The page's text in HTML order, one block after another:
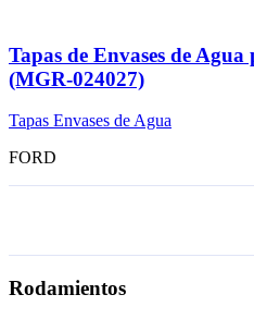
Tapas de Envases de
(MGR-024027)
Tapas Envases de Agua
FORD
Rodamientos